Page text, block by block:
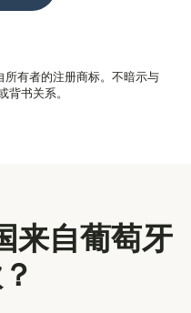
所有者的注册商标。不暗示与
背书关系。
来自葡萄牙